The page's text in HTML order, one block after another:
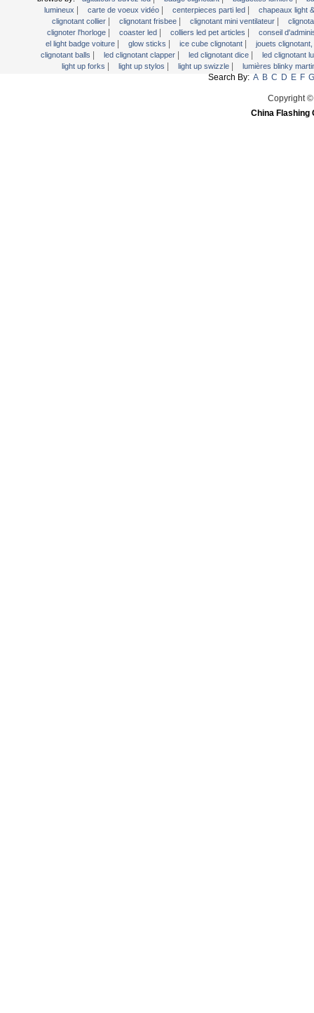
Light Up Bougie
Light Up de service Plateaux
Light Up Forks
Light Up Stylos
lumineux | carte de voeux vidéo | centerpieces parti led |
chapeaux light
clignotant collier | clignotant frisbee | clignotant mini ventilateur |
clignoter l'horloge | coaster led | colliers led pet articles |
conseil
el light badge voiture | glow sticks | ice cube clignotant |
jouets
clignotant balls | led clignotant clapper | led clignotant dice |
led clignotant
light up forks | light up stylos | light up swizzle | lumières blinky
Search By: A B C D E F G
Copyright
China Flashing